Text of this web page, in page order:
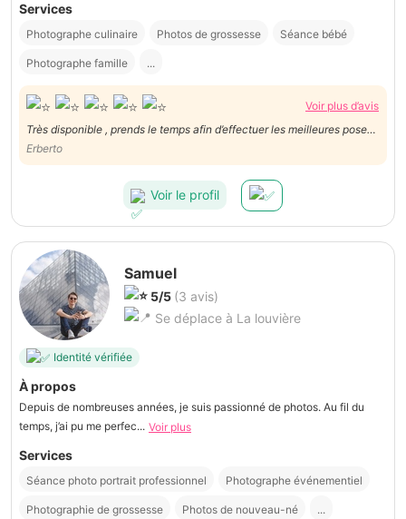
Services
Photographe culinaire Photos de grossesse Séance bébé
Photographe famille ...
Voir plus d’avis
Très disponible , prends le temps afin d’effectuer les meilleures poses.
Ravi de la prestation. Merci!
Erberto
Voir le profil
Samuel
5/5 (3 avis)
Se déplace à La louvière
Identité vérifiée
À propos
Depuis de nombreuses années, je suis passionné de photos. Au fil du
temps, j’ai pu me perfec... Voir plus
Services
Séance photo portrait professionnel Photographe événementiel
Photographie de grossesse Photos de nouveau-né ...